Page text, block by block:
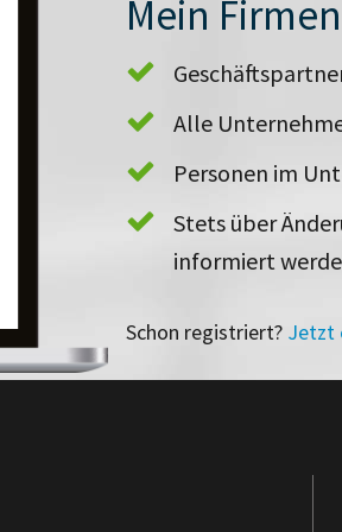
Mein
Alle
Personen im
Stets über
informiert
Schon registriert? Jetzt